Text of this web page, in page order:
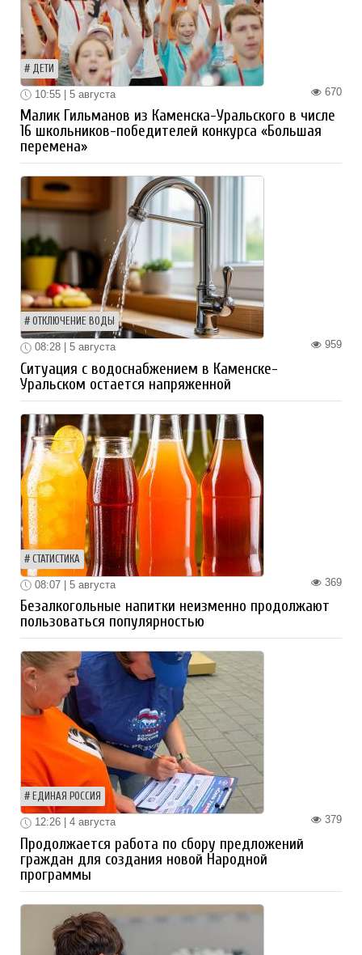
ДЕТИ
670
10:55 | 5 августа
Малик Гильманов из Каменска-Уральского в числе
16 школьников-победителей конкурса «Большая
перемена»
ОТКЛЮЧЕНИЕ ВОДЫ
959
08:28 | 5 августа
Ситуация с водоснабжением в Каменске-
Уральском остается напряженной
СТАТИСТИКА
369
08:07 | 5 августа
Безалкогольные напитки неизменно продолжают
пользоваться популярностью
ЕДИНАЯ РОССИЯ
379
12:26 | 4 августа
Продолжается работа по сбору предложений
граждан для создания новой Народной
программы